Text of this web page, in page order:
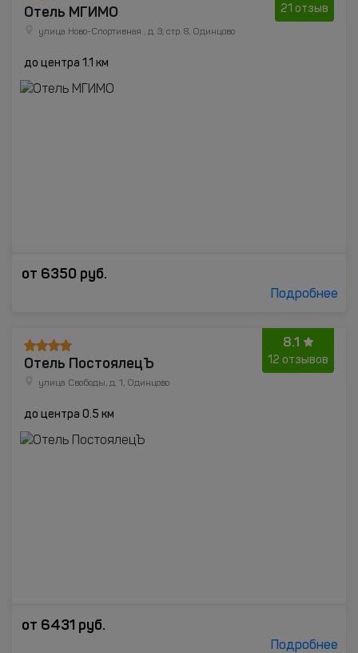
21 отзыв
Отель МГИМО
улица Ново-Спортивная , д. 3, стр. 8, Одинцово
до центра 1.1 км
от 6350 руб.
Подробнее
8.1
12 отзывов
Отель ПостоялецЪ
улица Свободы, д. 1, Одинцово
до центра 0.5 км
от 6431 руб.
Подробнее